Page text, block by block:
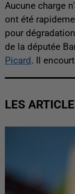
Aucune charge
ont été
pour
de la députée
Picard. Il
LES